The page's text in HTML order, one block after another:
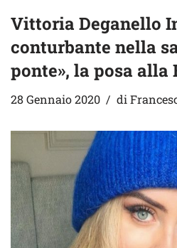
Vittoria Deganello
conturbante nella
ponte», la posa alla
28 Gennaio 2020 di